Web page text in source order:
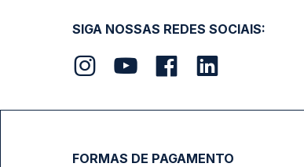
SIGA NOSSAS REDES SOCIAIS:
FORMAS DE PAGAMENTO